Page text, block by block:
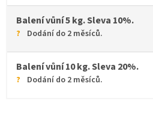
Balení vůní 5 kg. Sleva 10%.
Dodání do 2 měsíců.
Balení vůní 10 kg. Sleva 20%.
Dodání do 2 měsíců.